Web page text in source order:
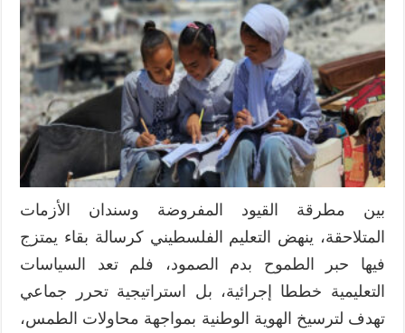
التعليمية
بفلسطين
بين
الواقع
الموجود
والأمل
المنشود
مغلقة
بين مطرقة القيود المفروضة وسندان الأزمات
المتلاحقة، ينهض التعليم الفلسطيني كرسالة بقاء يمتزج
فيها حبر الطموح بدم الصمود، فلم تعد السياسات
التعليمية خططا إجرائية، بل استراتيجية تحرر جماعي
تهدف لترسيخ الهوية الوطنية بمواجهة محاولات الطمس،